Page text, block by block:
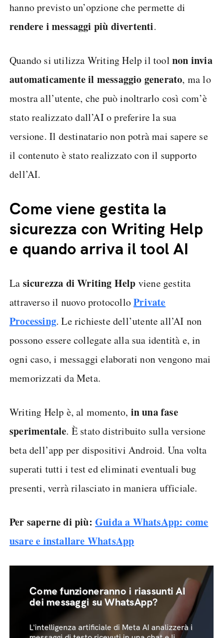
hanno previsto un’opzione che permette di
rendere i messaggi più divertenti.
Quando si utilizza Writing Help il tool non invia
automaticamente il messaggio generato, ma lo
mostra all’utente, che può inoltrarlo così com’è
stato realizzato dall’AI o preferire la sua
versione. Il destinatario non potrà mai sapere se
il contenuto è stato realizzato con il supporto
dell’AI.
Come viene gestita la
sicurezza con Writing Help
e quando arriva il tool AI
La sicurezza di Writing Help viene gestita
attraverso il nuovo protocolloPrivate
Processing. Le richieste dell’utente all’AI non
possono essere collegate alla sua identità e, in
ogni caso, i messaggi elaborati non vengono mai
memorizzati da Meta.
Writing Help è, al momento, in una fase
sperimentale. È stato distribuito sulla versione
beta dell’app per dispositivi Android. Una volta
superati tutti i test ed eliminati eventuali bug
presenti, verrà rilasciato in maniera ufficiale.
Per saperne di più: Guida a WhatsApp: come
usare e installare WhatsApp
Come funzioneranno i riassunti AI
dei messaggi su WhatsApp?
L'intelligenza artificiale di Meta AI analizzerà i